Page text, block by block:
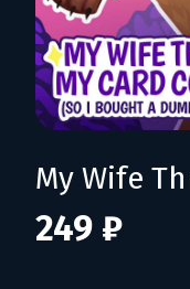
249 ₽